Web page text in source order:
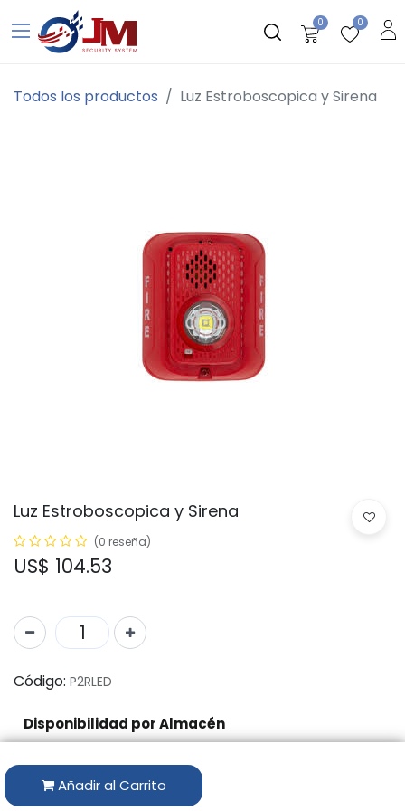
0 0
Todos los productos Luz Estroboscopica y Sirena
Luz Estroboscopica y Sirena
(0 reseña)
US$ 104.53
Añadir al Carrito
Código: P2RLED
Disponibilidad por Almacén
ALMACÉN